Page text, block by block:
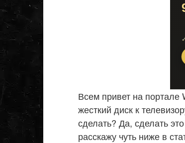
Всем привет на портале
жесткий диск к
сделать? Да, сделать
расскажу чуть ниже в